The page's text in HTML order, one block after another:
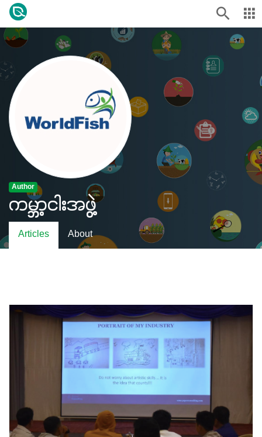
Author
ကမ္ဘာ့ငါးအဖွဲ့
Articles About